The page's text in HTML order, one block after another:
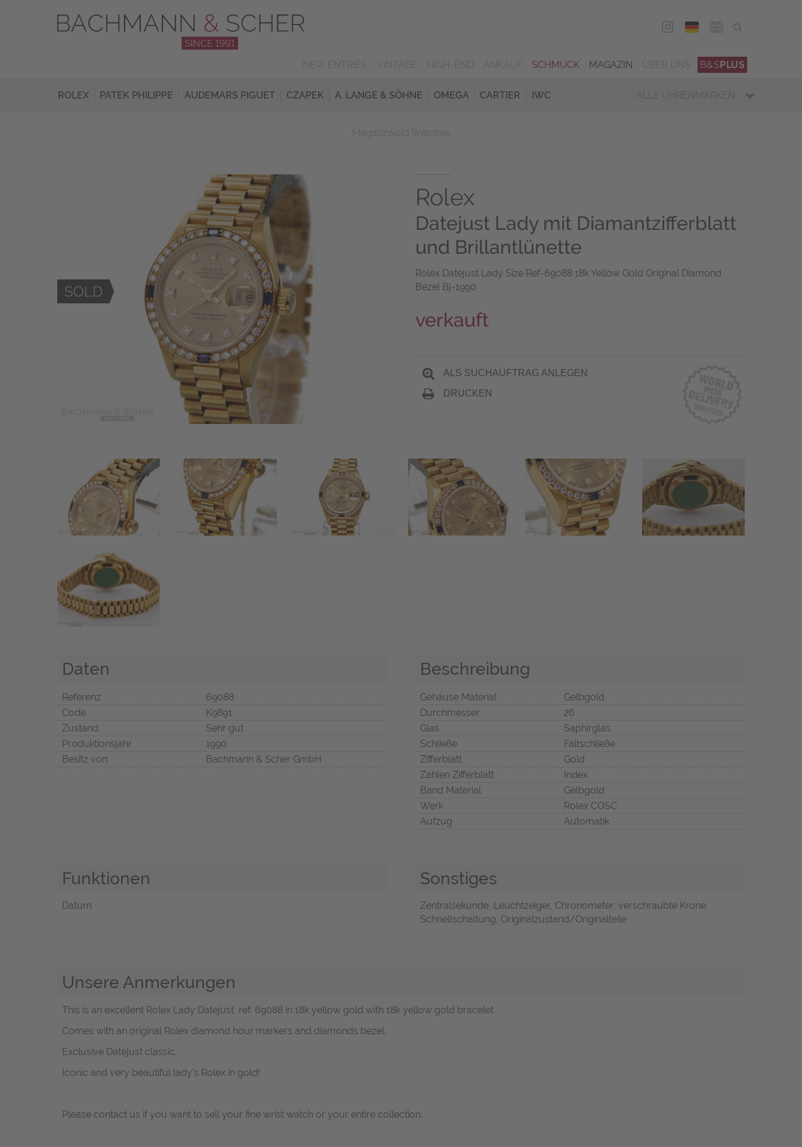
DEU
SCHMUCK MAGAZIN B&SPLUS
ROLEX PATEK PHILIPPE AUDEMARS PIGUET CZAPEK A. LANGE & SÖHNE OMEGA CARTIER IWC ALLE UHRENMARKEN
Rolex
Datejust Lady mit Diamantzifferblatt
und Brillantlünette
Rolex Datejust Lady Size Ref-69088 18k Yellow Gold Original Diamond
Bezel Bj-1990
verkauft
ALS SUCHAUFTRAG ANLEGEN
DRUCKEN
Daten
Referenz
69088
Code
K9891
Zustand
Sehr gut
Produktionsjahr
1990
Besitz von
Bachmann & Scher GmbH
Beschreibung
Gehäuse Material
Gelbgold
Durchmesser
26
Glas
Saphirglas
Schließe
Faltschließe
Zifferblatt
Gold
Zahlen Zifferblatt
Index
Band Material
Gelbgold
Werk
Rolex COSC
Aufzug
Automatik
Funktionen
Datum
Sonstiges
Zentralsekunde, Leuchtzeiger, Chronometer, verschraubte Krone,
Schnellschaltung, Originalzustand/Originalteile
Unsere Anmerkungen
This is an excellent Rolex Lady Datejust, ref. 69088 in 18k yellow gold with 18k yellow gold bracelet.
Comes with an original Rolex diamond hour markers and diamonds bezel.
Exclusive Datejust classic.
Iconic and very beautiful lady's Rolex in gold!
Please contact us if you want to sell your fine wrist watch or your entire collection.